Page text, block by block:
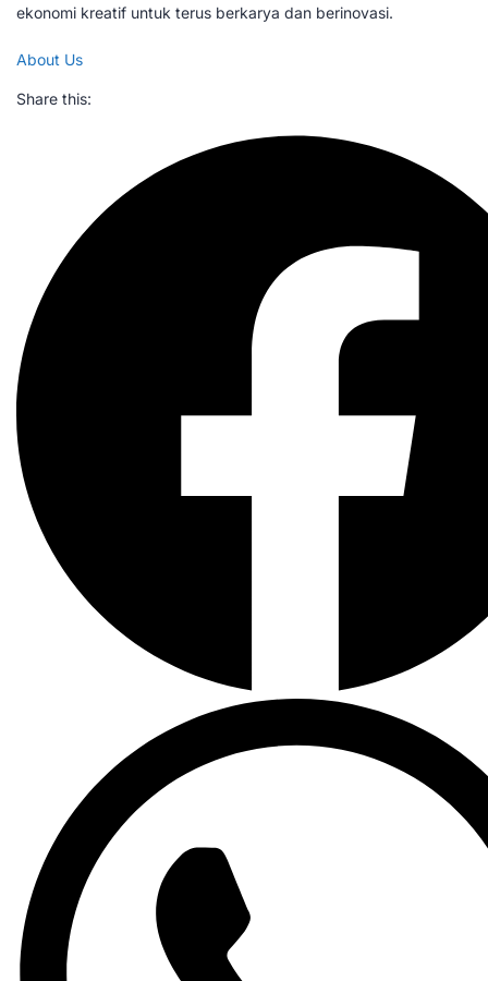
ekonomi kreatif untuk terus berkarya dan berinovasi.
About Us
Share this: